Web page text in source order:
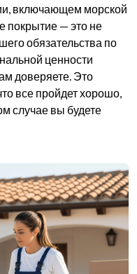
включающем морской
покрытие — это не
обязательства по
ценности
доверяете. Это
все пройдет хорошо,
случае вы будете